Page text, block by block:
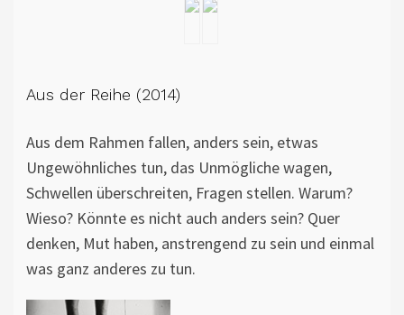
Aus der Reihe (2014)
Aus dem Rahmen fallen, anders sein, etwas
Ungewöhnliches tun, das Unmögliche wagen,
Schwellen überschreiten, Fragen stellen. Warum?
Wieso? Könnte es nicht auch anders sein? Quer
denken, Mut haben, anstrengend zu sein und einmal
was ganz anderes zu tun.